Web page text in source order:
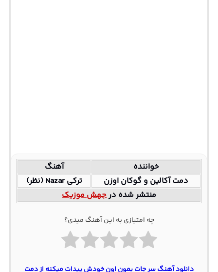
خواننده
آهنگ
دمت آکالین و گوکان اوزن
ترکی Nazar (نظر)
منتشر شده درجهش موزیک
چه امتیازی به این آهنگ میدی؟
دانلود آهنگ سر جات بمون اون خودش پیدات میکنه از دمت